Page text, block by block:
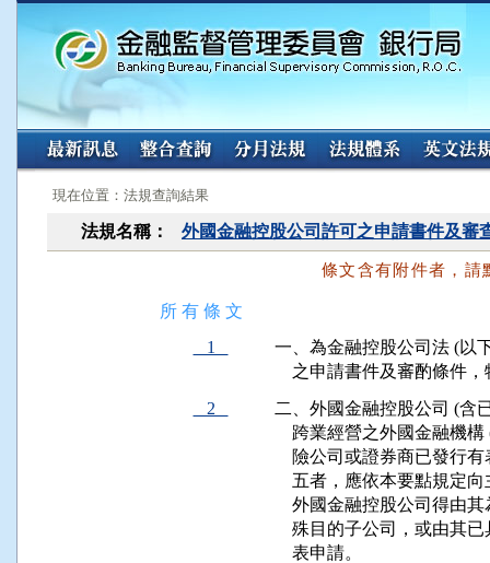
:::
現在位置：法規查詢結果
法規名稱： 外國金融控股公司許可之申請書件及審
條文含有附件者，請
所 有 條 文
1
一、為金融控股公司法 (以
之申請書件及審酌條件
2
二、外國金融控股公司 (含
跨業經營之外國金融機
險公司或證券商已發行
五者，應依本要點規定
外國金融控股公司得由
殊目的子公司，或由其
    表申請。